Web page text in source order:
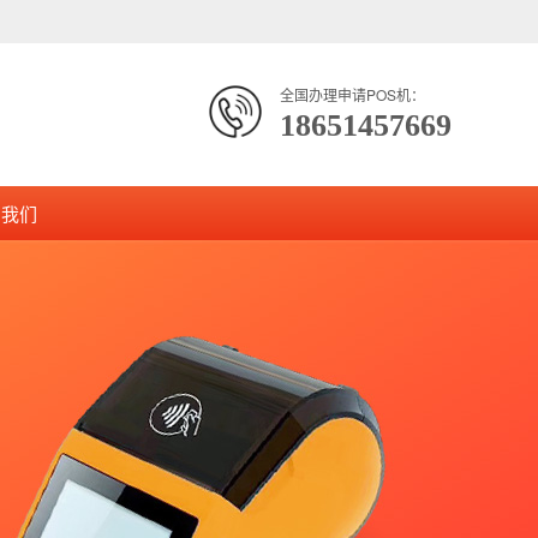
全国办理申请POS机：
18651457669
们